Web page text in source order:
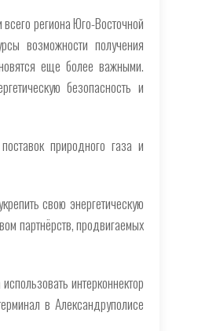
региона Юго-Восточной
возможности получения
еще более важными.
безопасность и
природного газа и
свою энергетическую
партнёрств, продвигаемых
интерконнектор
в Александруполисе